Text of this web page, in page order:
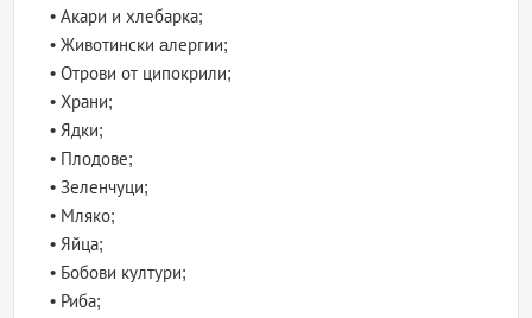
• Акари и хлебарка;
• Животински aлергии;
• Отрови от ципокрили;
• Храни;
• Ядки;
• Плодове;
• Зеленчуци;
• Мляко;
• Яйца;
• Бобови култури;
• Риба;